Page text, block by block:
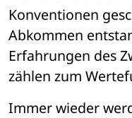
Konventionen
Abkommen
Erfahrungen des
zählen zum
Immer wieder